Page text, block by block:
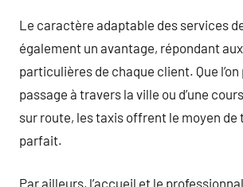
Le caractère adaptable des services
également un avantage, répondant
particulières de chaque client. Que l’on
passage à travers la ville ou d’une
sur route, les taxis offrent le moyen
parfait.
Par ailleurs, l’accueil et le